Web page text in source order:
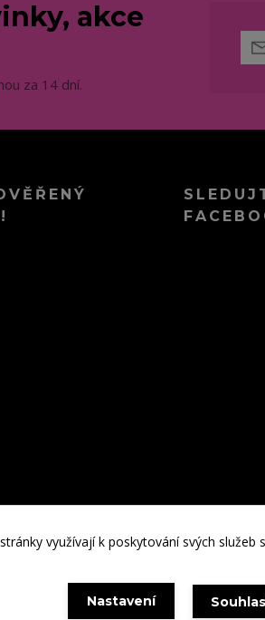
akce
za 14 dní.
využívají k poskytování svých služeb
Nastavení